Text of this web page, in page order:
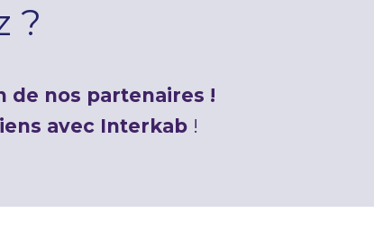
?
de nos partenaires !
avec Interkab !